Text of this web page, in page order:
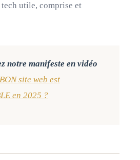
utile, comprise et
notre manifeste en vidéo
site web est
en 2025 ?